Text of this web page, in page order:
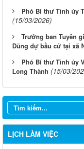
Phó Bí thư Tỉnh ủy
(15/03/2026)
Trưởng ban Tuyên
Dũng dự bầu cử tại xã
Phó Bí thư Tỉnh ủy
Long Thành (15/03/
LỊCH LÀM VIỆC
Từ ngày 03/8/2026
Từ ngày 27/7/2026
Từ ngày 20/7/2026
Từ ngày 13/7/2026